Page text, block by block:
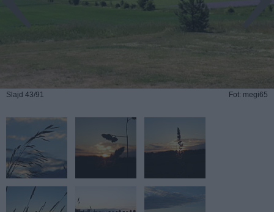
Slajd 43/91 Fot: megi65